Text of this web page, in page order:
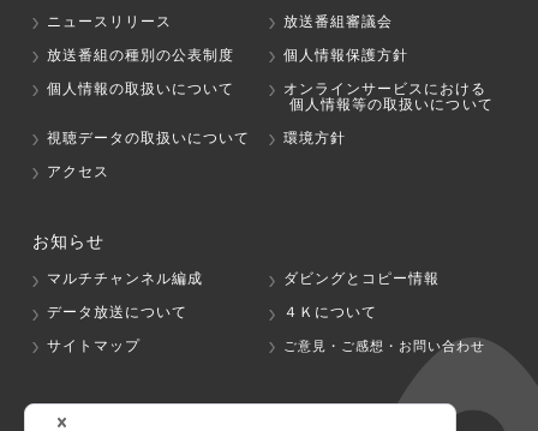
ニュースリリース
放送番組審議会
放送番組の種別の公表制度
個人情報保護方針
個人情報の取扱いについて
オンラインサービスにおける
個人情報等の取扱いについて
視聴データの取扱いについて
環境方針
アクセス
お知らせ
マルチチャンネル編成
ダビングとコピー情報
データ放送について
４Ｋについて
サイトマップ
ご意見・ご感想・お問い合わせ
グループ会社